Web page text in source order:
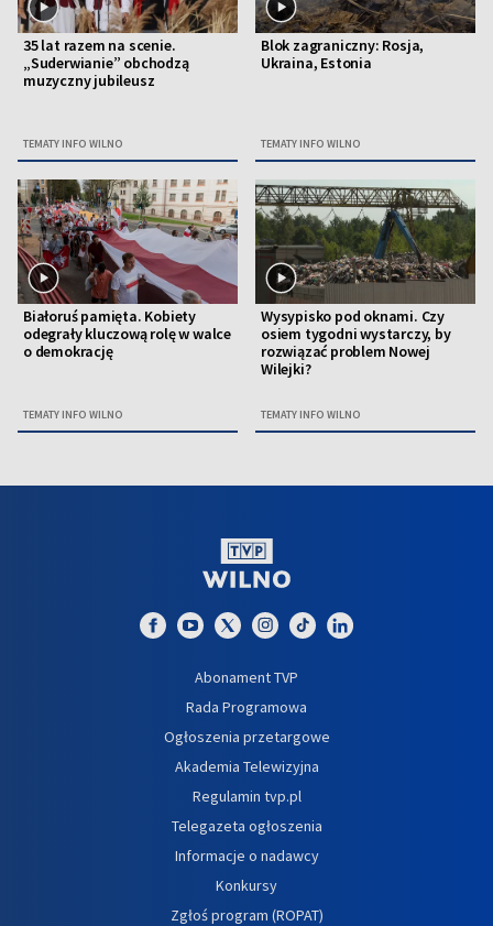
35 lat razem na scenie.
„Suderwianie” obchodzą
muzyczny jubileusz
TEMATY INFO WILNO
Blok zagraniczny: Rosja,
Ukraina, Estonia
TEMATY INFO WILNO
Białoruś pamięta. Kobiety
odegrały kluczową rolę w walce
o demokrację
TEMATY INFO WILNO
Wysypisko pod oknami. Czy
osiem tygodni wystarczy, by
rozwiązać problem Nowej
Wilejki?
TEMATY INFO WILNO
Abonament TVP
Rada Programowa
Ogłoszenia przetargowe
Akademia Telewizyjna
Regulamin tvp.pl
Telegazeta ogłoszenia
Informacje o nadawcy
Konkursy
Zgłoś program (ROPAT)